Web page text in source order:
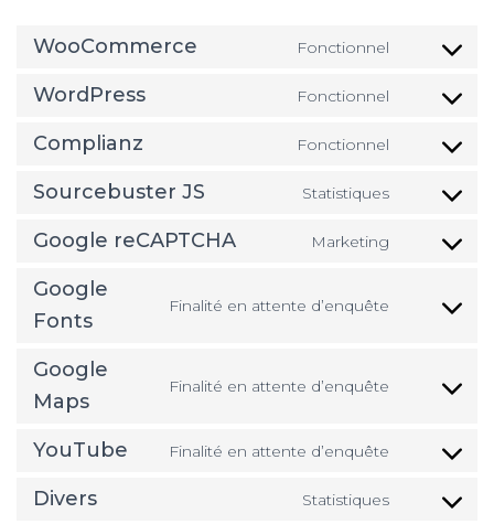
WooCommerce Fonctionnel
Consent
service
WordPress Fonctionnel
Consent
service
Complianz Fonctionnel
Consent
service
Sourcebuster JS Statistiques
Consent
service
Google reCAPTCHA Marketing
Consent
service
Google
Fonts
Finalité en attente d’enquête
Consent
google-
Google
Maps
Finalité en attente d’enquête
Consent
YouTube Finalité en attente d’enquête
Consent
service
Divers Statistiques
Consent